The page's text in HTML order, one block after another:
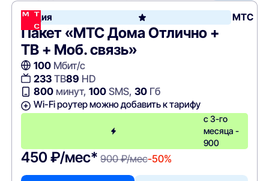
Акция МТС
Пакет «МТС Дома Отлично +
ТВ + Моб. связь»
100Мбит/с
233ТВ89 HD
800минут, 100SMS, 30Гб
Wi-Fi роутер можно добавить к тарифу
с 3-го
месяца -
900
450 ₽/мес* 900 ₽/мес-50%